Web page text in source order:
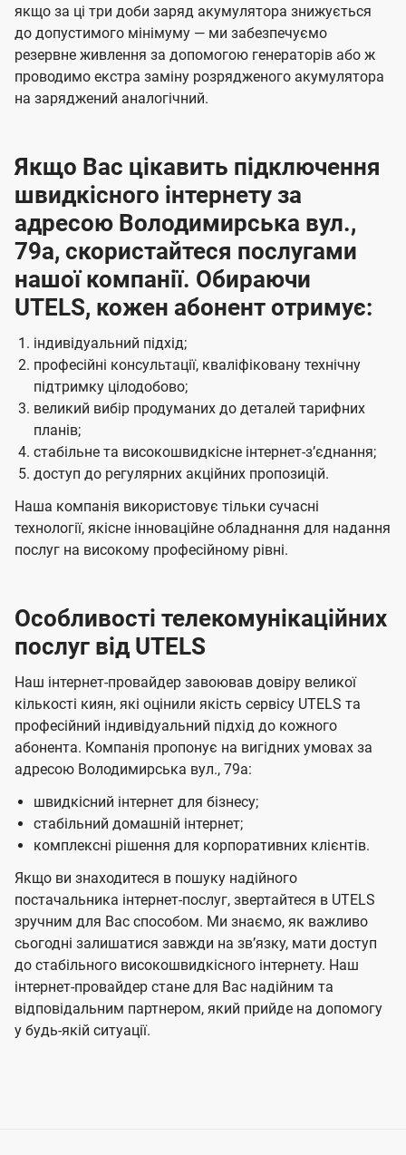
якщо за ці три доби заряд акумулятора знижується
до допустимого мінімуму — ми забезпечуємо
резервне живлення за допомогою генераторів або ж
проводимо екстра заміну розрядженого акумулятора
на заряджений аналогічний.
Якщо Вас цікавить підключення
швидкісного інтернету за
адресою Володимирська вул.,
79а, скористайтеся послугами
нашої компанії. Обираючи
UTELS, кожен абонент отримує:
індивідуальний підхід;
професійні консультації, кваліфіковану технічну
підтримку цілодобово;
великий вибір продуманих до деталей тарифних
планів;
стабільне та високошвидкісне інтернет-зʼєднання;
доступ до регулярних акційних пропозицій.
Наша компанія використовує тільки сучасні
технології, якісне інноваційне обладнання для надання
послуг на високому професійному рівні.
Особливості телекомунікаційних
послуг від UTELS
Наш інтернет-провайдер завоював довіру великої
кількості киян, які оцінили якість сервісу UTELS та
професійний індивідуальний підхід до кожного
абонента. Компанія пропонує на вигідних умовах за
адресою Володимирська вул., 79а:
швидкісний інтернет для бізнесу;
стабільний домашній інтернет;
комплексні рішення для корпоративних клієнтів.
Якщо ви знаходитеся в пошуку надійного
постачальника інтернет-послуг, звертайтеся в UTELS
зручним для Вас способом. Ми знаємо, як важливо
сьогодні залишатися завжди на звʼязку, мати доступ
до стабільного високошвидкісного інтернету. Наш
інтернет-провайдер стане для Вас надійним та
відповідальним партнером, який прийде на допомогу
у будь-якій ситуації.